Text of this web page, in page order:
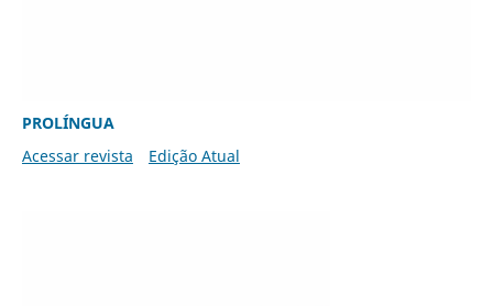
PROLÍNGUA
Acessar revista
Edição Atual